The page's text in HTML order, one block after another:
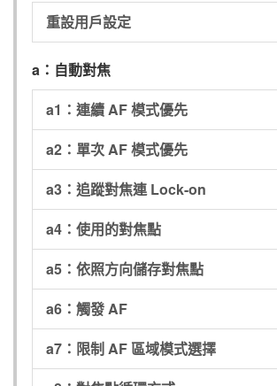
重設用戶設定
a：自動對焦
a1：連續 AF 模式優先
a2：單次 AF 模式優先
a3：追蹤對焦連 Lock-on
a4：使用的對焦點
a5：依照方向儲存對焦點
a6：觸發 AF
a7：限制 AF 區域模式選擇